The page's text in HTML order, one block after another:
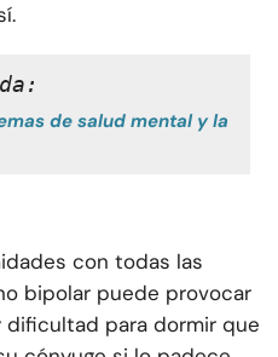
de salud mental y la
con todas las
bipolar puede provocar
para dormir que